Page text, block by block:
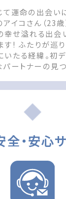
運命の出会い
アイコさん（23
の幸せ溢れる出
す! ふたりが巡
いたる経緯。初
パートナーの見
験談 福井県 女
会いマッチン
全・安心